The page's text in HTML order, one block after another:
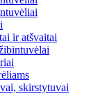
ir atšvaitai
skirstytuvai